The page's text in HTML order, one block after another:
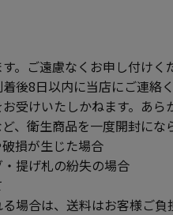
。ご遠慮なくお申し付けく
後8日以内に当店にご連絡く
受けいたしかねます。あら
、衛生商品を一度開封にな
損が生じた場合
提げ札の紛失の場合
合は、送料はお客様ご負